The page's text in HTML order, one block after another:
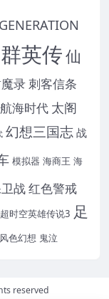
英传仙
录刺客信条
海时代 太阁
幻想三国志 战
模拟器 海商王 海
战红色警戒
超时空英雄传说3 足
风色幻想 鬼泣
reserved